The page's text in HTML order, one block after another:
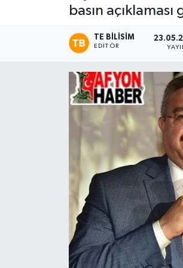
basın
TE BILISIM
EDITÖR
Etkinlikler